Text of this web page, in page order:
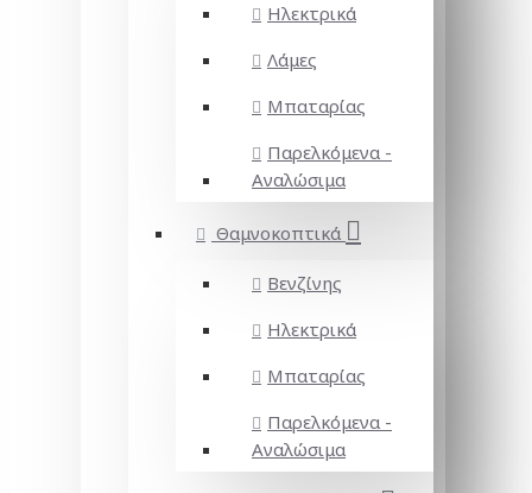
Ηλεκτρικά
Λάμες
Μπαταρίας
Παρελκόμενα -
Αναλώσιμα
Θαμνοκοπτικά
Βενζίνης
Ηλεκτρικά
Μπαταρίας
Παρελκόμενα -
Αναλώσιμα